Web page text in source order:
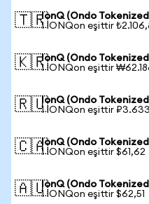
🇹🇷IonQ (Ondo
1 IONQon eşittir
🇰🇷IonQ (Ondo
1 IONQon eşittir
🇷🇺IonQ (Ondo
1 IONQon eşittir
🇨🇦IonQ (Ondo
1 IONQon eşittir $61,62
🇦🇺IonQ (Ondo
1 IONQon eşittir $62,51